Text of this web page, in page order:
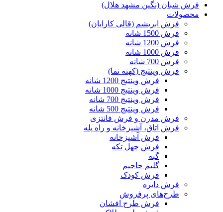
فرش شبان (نگین مشهد هلال)
محصولات
فرش ابریشم (قالی کارایان)
فرش 1500 شانه
فرش 1200 شانه
فرش 1000 شانه
فرش 700 شانه
فرش وینتیج (کهنه نما)
فرش وینتیج 1200 شانه
فرش وینتیج 1000 شانه
فرش وینتیج 700 شانه
فرش وینتیج 500 شانه
فرش مدرن و فرش فانتزی
فرش اتاق، آشپزخانه و راه پله
فرش آشپزخانه
فرش چهل تکه
گبه
گلیم جاجیم
فرش کودک
فرش دایره
طرح‌های پرفروش
فرش طرح افشان